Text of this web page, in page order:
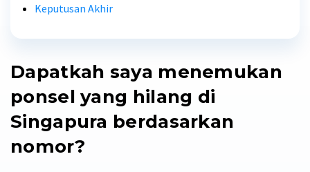
Keputusan Akhir
Dapatkah saya menemukan
ponsel yang hilang di
Singapura berdasarkan
nomor?